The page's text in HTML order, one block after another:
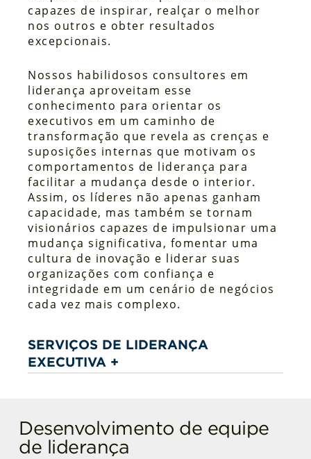
capazes de inspirar, realçar o melhor
nos outros e obter resultados
excepcionais.
Nossos habilidosos consultores em
liderança aproveitam esse
conhecimento para orientar os
executivos em um caminho de
transformação que revela as crenças e
suposições internas que motivam os
comportamentos de liderança para
facilitar a mudança desde o interior.
Assim, os líderes não apenas ganham
capacidade, mas também se tornam
visionários capazes de impulsionar uma
mudança significativa, fomentar uma
cultura de inovação e liderar suas
organizações com confiança e
integridade em um cenário de negócios
cada vez mais complexo.
SERVIÇOS DE LIDERANÇA
EXECUTIVA +
Coaching de liderança executiva
Construção de equipes executivas
Desenvolvimento de equipe
de liderança